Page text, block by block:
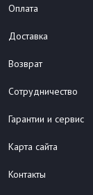
Оплата
Доставка
Возврат
Сотрудничество
Гарантии и сервис
Карта сайта
Контакты